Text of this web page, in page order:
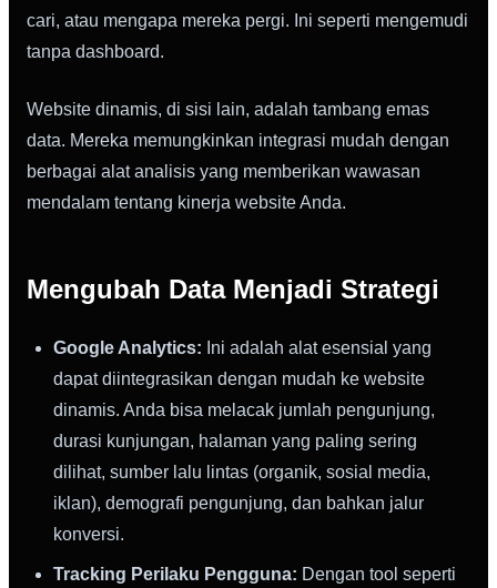
cari, atau mengapa mereka pergi. Ini seperti mengemudi
tanpa dashboard.
Website dinamis, di sisi lain, adalah tambang emas
data. Mereka memungkinkan integrasi mudah dengan
berbagai alat analisis yang memberikan wawasan
mendalam tentang kinerja website Anda.
Mengubah Data Menjadi Strategi
Google Analytics: Ini adalah alat esensial yang
dapat diintegrasikan dengan mudah ke website
dinamis. Anda bisa melacak jumlah pengunjung,
durasi kunjungan, halaman yang paling sering
dilihat, sumber lalu lintas (organik, sosial media,
iklan), demografi pengunjung, dan bahkan jalur
konversi.
Tracking Perilaku Pengguna: Dengan tool seperti